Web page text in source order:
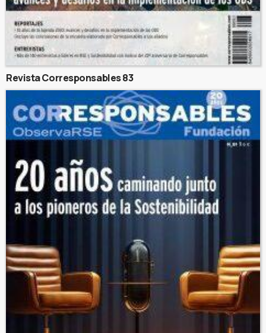
Revista Corresponsables 83